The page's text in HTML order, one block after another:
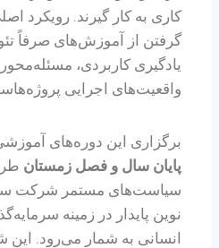
کاری به کار گیرند. رویکرد
گرفتن از آموزش‌های صرفاً
یادگیری کاربردی،
واقعیت‌های اجرایی
برگزاری این دوره‌های
پایان سال و فصل زمستان
سیاست‌های مستمر شرکت
نوین پایدار در زمینه
انسانی به شمار می‌رود. این